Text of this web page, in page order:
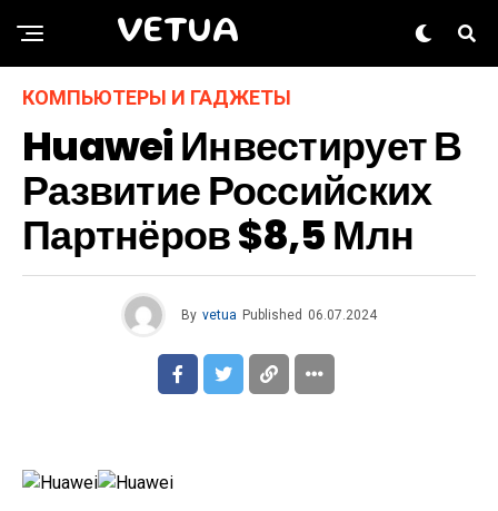
VETUA
КОМПЬЮТЕРЫ И ГАДЖЕТЫ
Huawei Инвестирует В
Развитие Российских
Партнёров $8,5 Млн
By vetua Published 06.07.2024